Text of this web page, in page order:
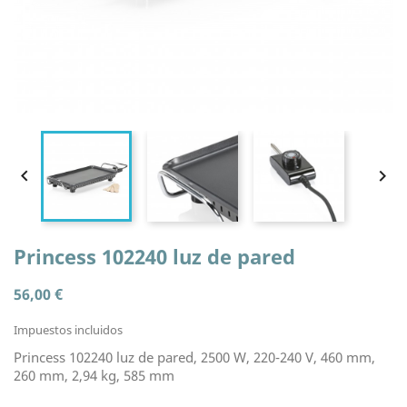
 
Princess 102240 luz de pared
56,00 €
Impuestos incluidos
Princess 102240 luz de pared, 2500 W, 220-240 V, 460 mm,
260 mm, 2,94 kg, 585 mm